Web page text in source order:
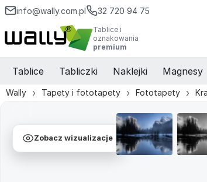
info@wally.com.pl 32 720 94 75
Tablice i
oznakowania
premium
Tablice Tabliczki Naklejki Magnesy
Wally Tapety i fototapety Fototapety
Zobacz wizualizacje